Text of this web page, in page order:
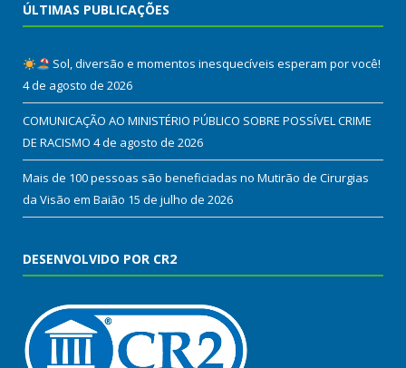
ÚLTIMAS PUBLICAÇÕES
Sol, diversão e momentos inesquecíveis esperam por você!
4 de agosto de 2026
COMUNICAÇÃO AO MINISTÉRIO PÚBLICO SOBRE POSSÍVEL CRIME
DE RACISMO 4 de agosto de 2026
Mais de 100 pessoas são beneficiadas no Mutirão de Cirurgias
da Visão em Baião 15 de julho de 2026
DESENVOLVIDO POR CR2